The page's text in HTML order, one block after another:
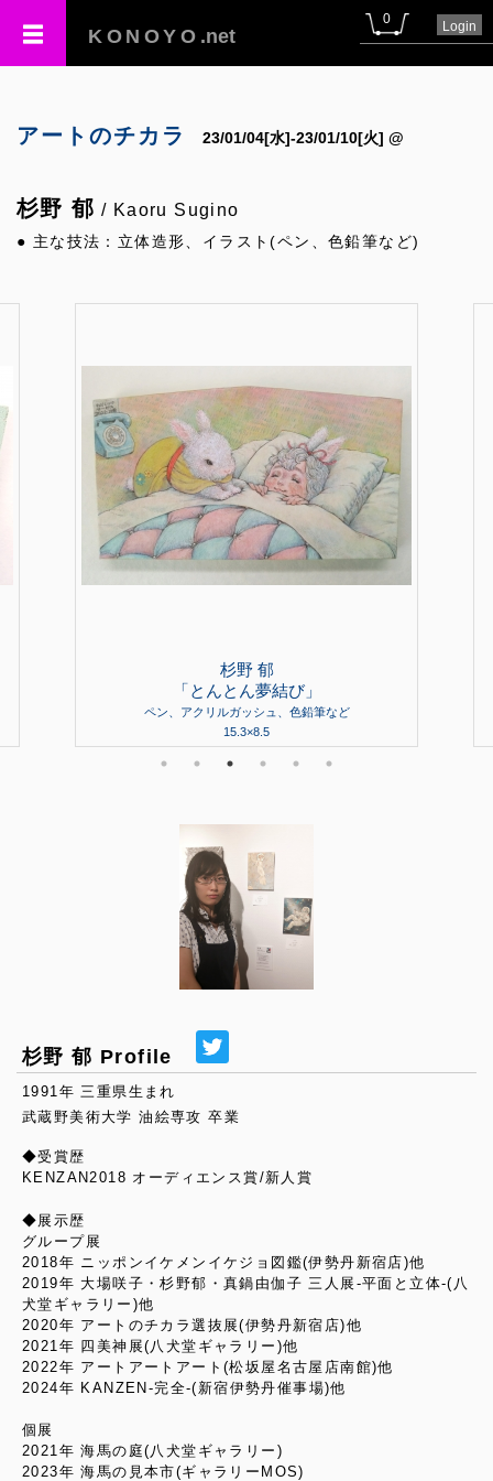
KONOYO .net
0 Login
アートのチカラ 23/01/04[水]-23/01/10[火] @
杉野 郁 / Kaoru Sugino
● 主な技法：立体造形、イラスト(ペン、色鉛筆など)
杉野 郁
「とんとん夢結び」
ペン、アクリルガッシュ、色鉛筆など
15.3×8.5
杉野 郁 Profile
1991年 三重県生まれ
武蔵野美術大学 油絵専攻 卒業
◆受賞歴
KENZAN2018 オーディエンス賞/新人賞
◆展示歴
グループ展
2018年 ニッポンイケメンイケジョ図鑑(伊勢丹新宿店)他
2019年 大場咲子・杉野郁・真鍋由伽子 三人展-平面と立体-(八
犬堂ギャラリー)他
2020年 アートのチカラ選抜展(伊勢丹新宿店)他
2021年 四美神展(八犬堂ギャラリー)他
2022年 アートアートアート(松坂屋名古屋店南館)他
2024年 KANZEN-完全-(新宿伊勢丹催事場)他
個展
2021年 海馬の庭(八犬堂ギャラリー)
2023年 海馬の見本市(ギャラリーMOS)